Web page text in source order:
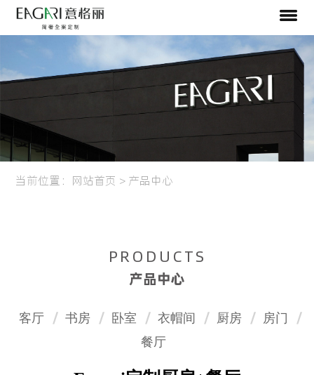
当前位置： 网站首页 > 产品中心
PRODUCTS
产品中心
客厅 书房 卧室 衣帽间 厨房
房门
餐厅